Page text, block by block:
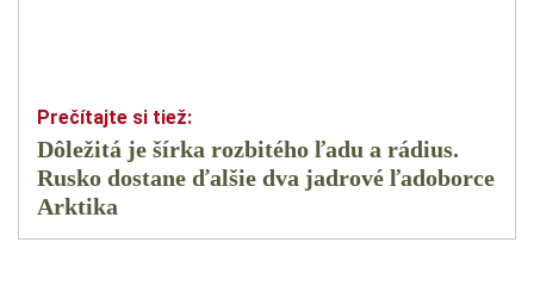
Dôležitá je šírka rozbitého ľadu a rádius.
Rusko dostane ďalšie dva jadrové ľadoborce
Arktika